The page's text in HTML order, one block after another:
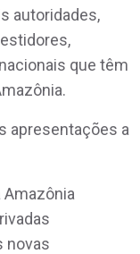
autoridades,
que têm
apresentações a
Amazônia
novas